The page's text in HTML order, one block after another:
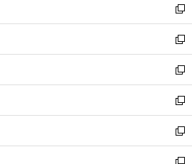
ド
ウ
で
開
く
ィ
ン
ド
ウ
で
開
く
い
ウ
ィ
ン
ド
ウ
で
開
く
新
し
い
ウ
ィ
ン
ド
ウ
で
開
く
新
し
い
ウ
ィ
ン
ド
ウ
で
新
し
い
ウ
ィ
ン
新
し
い
ウ
新
し